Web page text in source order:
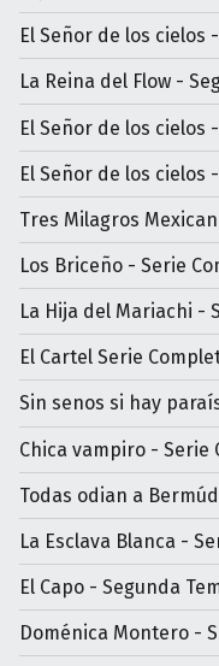
El Señor de los cielos
La Reina del Flow -
El Señor de los cielos
El Señor de los cielos
Tres Milagros
Los Briceño - Serie
La Hija del Mariachi -
El Cartel Serie
Sin senos si hay
Chica vampiro - Serie
Todas odian a
La Esclava Blanca -
El Capo - Segunda
Doménica Montero -